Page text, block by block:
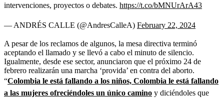
intervenciones, proyectos o debates. https://t.co/bMNUrArA43
— ANDRÉS CALLE (@AndresCalleA) February 22, 2024
A pesar de los reclamos de algunos, la mesa directiva terminó
aceptando el llamado y se llevó a cabo el minuto de silencio.
Igualmente, desde ese sector, anunciaron que el próximo 24 de
febrero realizarán una marcha ‘provida’ en contra del aborto.
“Colombia le está fallando a los niños, Colombia le está fallando
a las mujeres ofreciéndoles un único camino y diciéndoles que